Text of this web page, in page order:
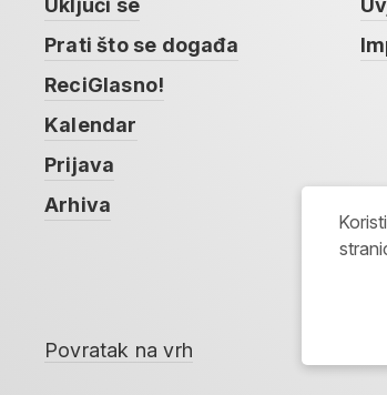
Uključi se
Prati što se događa
ReciGlasno!
Kalendar
Prijava
Arhiva
Povratak na vrh